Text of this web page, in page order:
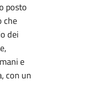
posto
che
dei
e
con un